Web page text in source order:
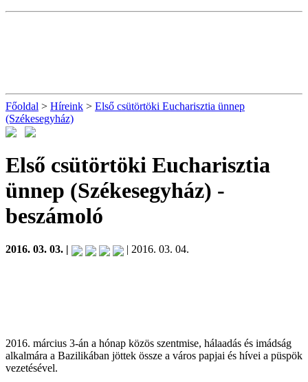
Főoldal > Híreink > Első csütörtöki Eucharisztia ünnep
(Székesegyház)
Első csütörtöki Eucharisztia
ünnep (Székesegyház) -
beszámoló
2016. 03. 03. | | 2016. 03. 04.
2016. március 3-án a hónap közös szentmise, hálaadás és imádság
alkalmára a Bazilikában jöttek össze a város papjai és hívei a püspök
vezetésével.